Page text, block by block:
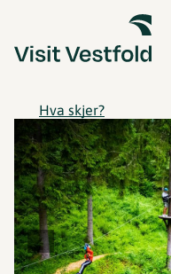
Hva skjer?